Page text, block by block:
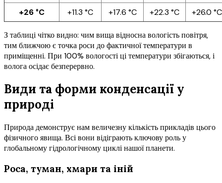
+26 °C
+11.3 °C +17.6 °C +22.3 °C +26.0 °C
З таблиці чітко видно: чим вища відносна вологість повітря,
тим ближчою є точка роси до фактичної температури в
приміщенні. При 100% вологості ці температури збігаються, і
волога осідає безперервно.
Види та форми конденсації у
природі
Природа демонструє нам величезну кількість прикладів цього
фізичного явища. Всі вони відіграють ключову роль у
глобальному гідрологічному циклі нашої планети.
Роса, туман, хмари та іній